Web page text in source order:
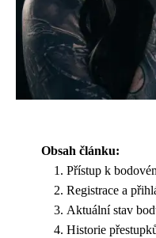
Obsah článku:
Přístup k
Registrace a
Aktuální stav
Historie